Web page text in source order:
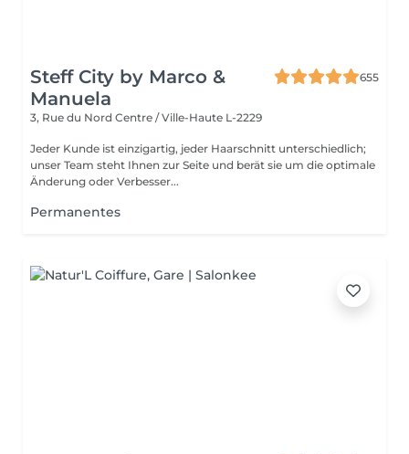
Steff City by Marco &
Manuela
655
3, Rue du Nord Centre / Ville-Haute L-2229
Jeder Kunde ist einzigartig, jeder Haarschnitt unterschiedlich;
unser Team steht Ihnen zur Seite und berät sie um die optimale
Änderung oder Verbesser...
Permanentes